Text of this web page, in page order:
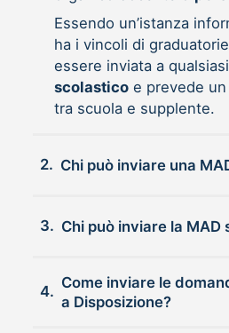
Essendo un’istanza
ha i vincoli di
essere inviata a qualsiasi
scolasticoe prevede un
tra scuola e supplente.
2.
3. Chi può inviare la MAD
4.
Come inviare le
a Disposizione?